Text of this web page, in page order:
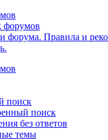
форумов
форума. Правила и
поиск
поиск
без ответов
темы